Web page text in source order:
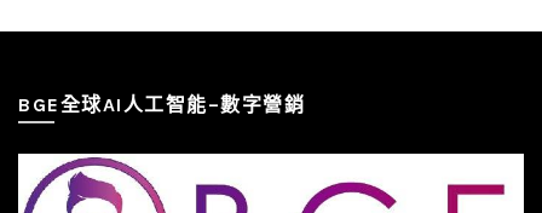
BGE全球AI人工智能–數字營銷